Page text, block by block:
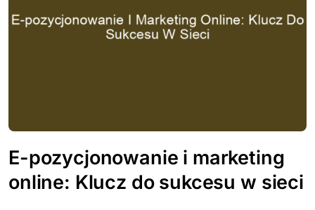
E-pozycjonowanie i marketing
online: Klucz do sukcesu w sieci